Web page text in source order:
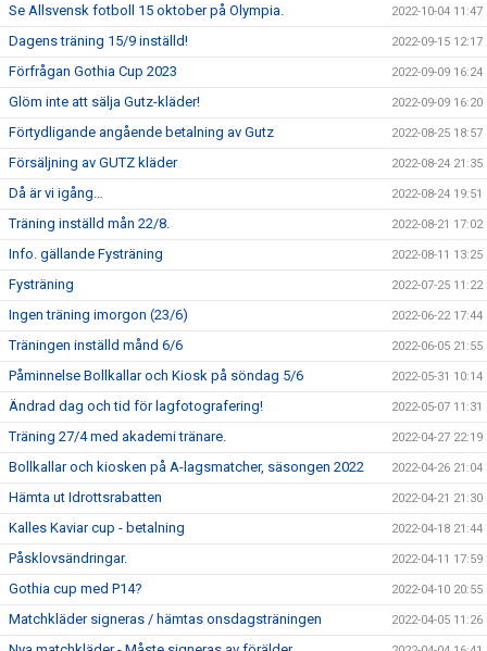
Se Allsvensk fotboll 15 oktober på Olympia. 2022-10-04 11:47
Dagens träning 15/9 inställd! 2022-09-15 12:17
Förfrågan Gothia Cup 2023 2022-09-09 16:24
Glöm inte att sälja Gutz-kläder! 2022-09-09 16:20
Förtydligande angående betalning av Gutz 2022-08-25 18:57
Försäljning av GUTZ kläder 2022-08-24 21:35
Då är vi igång… 2022-08-24 19:51
Träning inställd mån 22/8. 2022-08-21 17:02
Info. gällande Fysträning 2022-08-11 13:25
Fysträning 2022-07-25 11:22
Ingen träning imorgon (23/6) 2022-06-22 17:44
Träningen inställd månd 6/6 2022-06-05 21:55
Påminnelse Bollkallar och Kiosk på söndag 5/6 2022-05-31 10:14
Ändrad dag och tid för lagfotografering! 2022-05-07 11:31
Träning 27/4 med akademi tränare. 2022-04-27 22:19
Bollkallar och kiosken på A-lagsmatcher, säsongen 2022 2022-04-26 21:04
Hämta ut Idrottsrabatten 2022-04-21 21:30
Kalles Kaviar cup - betalning 2022-04-18 21:44
Påsklovsändringar. 2022-04-11 17:59
Gothia cup med P14? 2022-04-10 20:55
Matchkläder signeras / hämtas onsdagsträningen 2022-04-05 11:26